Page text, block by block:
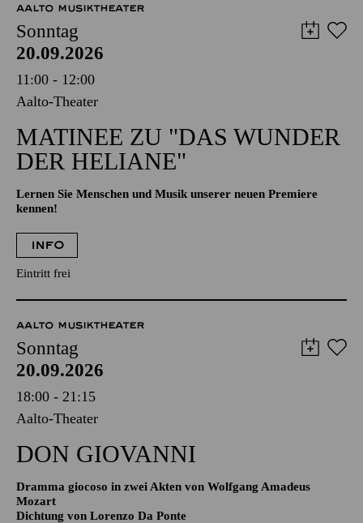
AALTO MUSIKTHEATER
Sonntag
20.09.2026
11:00 - 12:00
Aalto-Theater
MATINEE ZU "DAS WUNDER
DER HELIANE"
Lernen Sie Menschen und Musik unserer neuen Premiere
kennen!
INFO
Eintritt frei
AALTO MUSIKTHEATER
Sonntag
20.09.2026
18:00 - 21:15
Aalto-Theater
DON GIO­VANNI
Dramma giocoso in zwei Akten von Wolfgang Amadeus
Mozart
Dichtung von Lorenzo Da Ponte